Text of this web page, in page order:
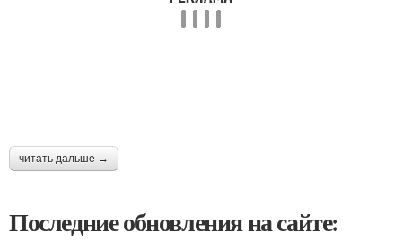
читать дальше →
Последние обновления на сайте: